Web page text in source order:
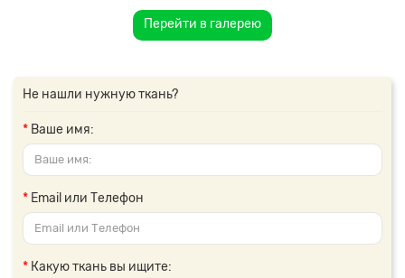
Перейти в галерею
Не нашли нужную ткань?
Ваше имя:
Email или Телефон
Какую ткань вы ищите: